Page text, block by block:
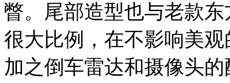
瞥。尾部造型也与老款
很大比例，在不影响美
加之倒车雷达和摄像头